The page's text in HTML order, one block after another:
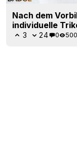
Nach dem
individuelle
3 24 0 500